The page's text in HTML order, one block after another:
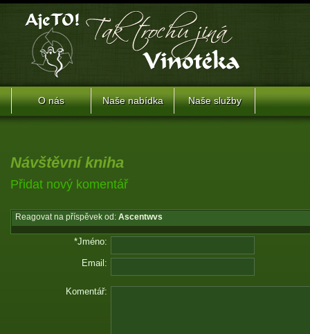
O nás Naše nabídka Naše služby
Návštěvní kniha
Přidat nový komentář
Reagovat na příspěvek od: Ascentwvs
*Jméno:
Email:
Komentář: